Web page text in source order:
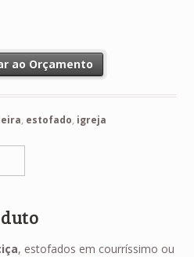
ao Orçamento
, estofado, igreja
, estofados em courríssimo ou